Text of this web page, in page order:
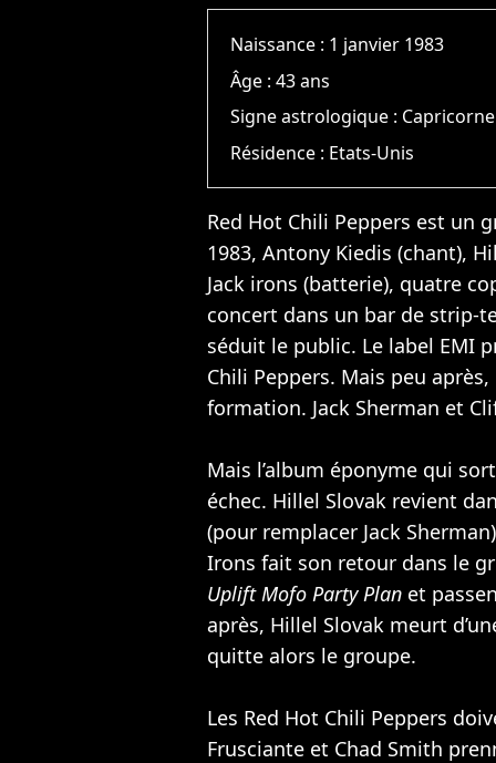
Naissance : 1 janvier 1983
Âge :43 ans
Signe astrologique : Capricorne
Résidence : Etats-Unis
Red Hot Chili Peppers est un
1983, Antony Kiedis (chant),
Jack irons (batterie), quatre
concert dans un bar de strip-
séduit le public. Le label EMI
Chili Peppers. Mais peu
formation. Jack Sherman et
Mais l’album éponyme qui
échec. Hillel Slovak revient
(pour remplacer Jack
Irons fait son retour dans le
Uplift Mofo Party Plan et
après, Hillel Slovak meurt
quitte alors le groupe.
Les Red Hot Chili Peppers
Frusciante et Chad Smith